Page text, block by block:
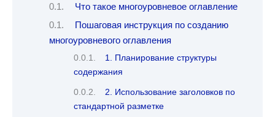
Что такое многоуровневое оглавление
Пошаговая инструкция по созданию
многоуровневого оглавления
1. Планирование структуры
содержания
2. Использование заголовков по
стандартной разметке